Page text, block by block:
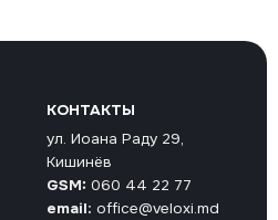
КОНТАКТЫ
ул. Иоана Раду 29,
Кишинёв
GSM: 060 44 22 77
email: office@veloxi.md